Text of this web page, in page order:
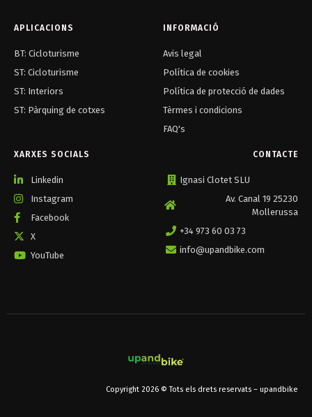
APLICACIONS
BT: Cicloturisme
ST: Cicloturisme
ST: Interiors
ST: Pàrquing de cotxes
INFORMACIÓ
Avis legal
Política de cookies
Política de protecció de dades
Tèrmes i condicions
FAQ's
XARXES SOCIALS
Linkedin
Instagram
Facebook
X
YouTube
CONTACTE
Ignasi Clotet SLU
Av. Canal 19 25230
Mollerussa
+34 973 60 03 73
info@upandbike.com
Copyright 2026 © Tots els drets reservats – upandbike